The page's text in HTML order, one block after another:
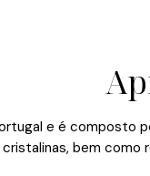
e é composto
bem